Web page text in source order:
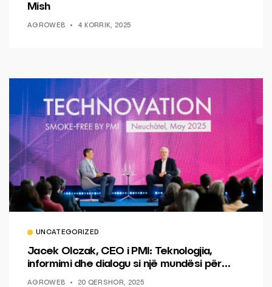
Mish
AGROWEB 4 KORRIK, 2025
UNCATEGORIZED
Jacek Olczak, CEO i PMI: Teknologjia,
informimi dhe dialogu si një mundësi për
AGROWEB 20 QERSHOR, 2025